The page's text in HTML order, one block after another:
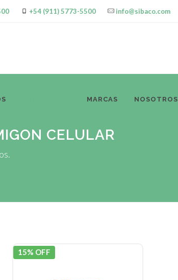
+54 (911) 5773-5500 info@sibaco.com
MARCAS NOSOTROS
CELULAR
15% OFF